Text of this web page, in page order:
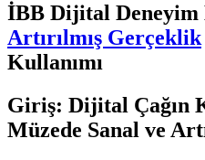
İBB Dijital Deneyim
Artırılmış Gerçeklik
Kullanımı
Giriş: Dijital Çağın
Müzede Sanal ve